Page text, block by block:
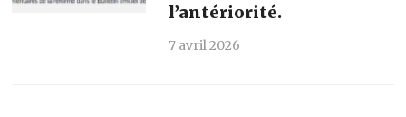
l’antériorité.
7 avril 2026